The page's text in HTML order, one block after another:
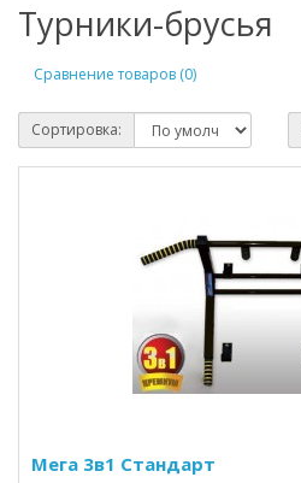
Турники-брусья
Сравнение товаров (0)
Сортировка:
Мега 3в1 Стандарт